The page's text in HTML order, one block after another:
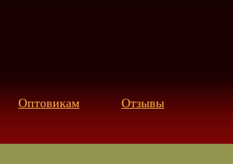
Оптовикам Отзывы